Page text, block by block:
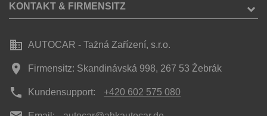
KONTAKT & FIRMENSITZ
business AUTOCAR - Tažná Zařízení, s.r.o.
place Firmensitz: Skandinávská 998, 267 53 Žebrák
phone Kundensupport: +420 602 575 080